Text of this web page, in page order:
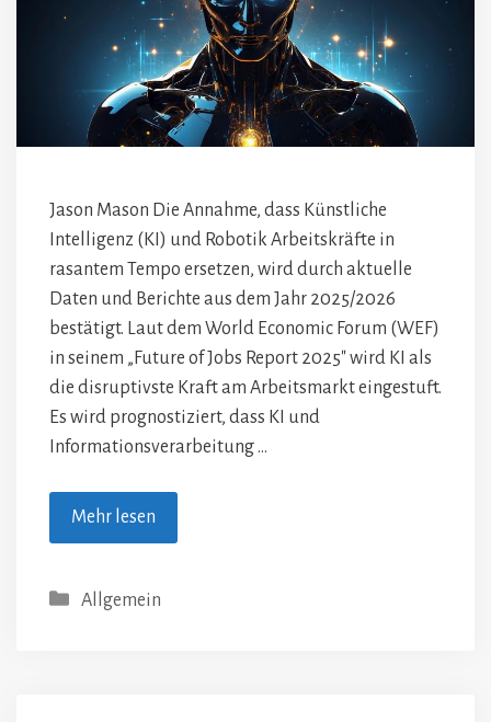
Jason Mason Die Annahme, dass Künstliche
Intelligenz (KI) und Robotik Arbeitskräfte in
rasantem Tempo ersetzen, wird durch aktuelle
Daten und Berichte aus dem Jahr 2025/2026
bestätigt. Laut dem World Economic Forum (WEF)
in seinem „Future of Jobs Report 2025″ wird KI als
die disruptivste Kraft am Arbeitsmarkt eingestuft.
Es wird prognostiziert, dass KI und
Informationsverarbeitung …
Mehr lesen
Kategorien
Allgemein